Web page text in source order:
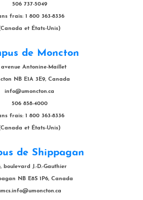
506 737-5049
frais: 1 800 363-8336
et États-Unis)
de Moncton
avenue Antonine-Maillet
NB E1A 3E9, Canada
info@umoncton.ca
506 858-4000
frais: 1 800 363-8336
et États-Unis)
de Shippagan
boulevard J.-D.-Gauthier
NB E8S 1P6, Canada